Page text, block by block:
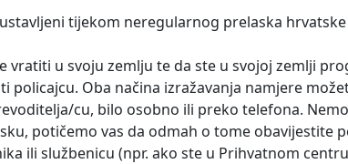
tijekom neregularnog prelaska
vratiti u svoju zemlju te da ste u svojoj zemlji
Oba načina izražavanja namjere
cu, bilo osobno ili preko telefona.
potičemo vas da odmah o tome obavijestite
ili službenicu (npr. ako ste u Prihvatnom